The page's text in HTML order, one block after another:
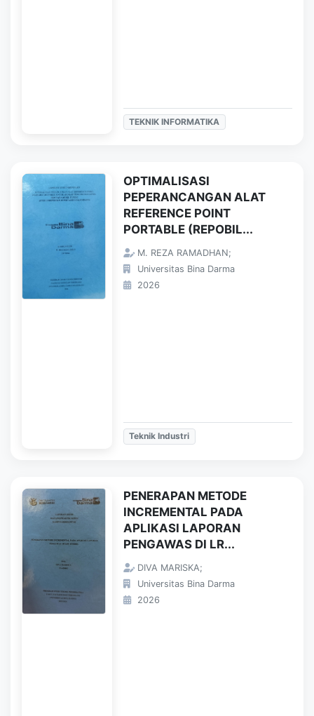
TEKNIK INFORMATIKA
OPTIMALISASI
PEPERANCANGAN ALAT
REFERENCE POINT
PORTABLE (REPOBIL...
M. REZA RAMADHAN;
Universitas Bina Darma
2026
Teknik Industri
PENERAPAN METODE
INCREMENTAL PADA
APLIKASI LAPORAN
PENGAWAS DI LR...
DIVA MARISKA;
Universitas Bina Darma
2026